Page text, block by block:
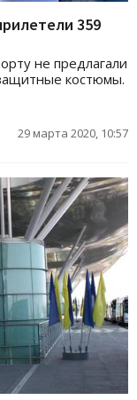
359
не предлагали
костюмы.
29 марта 2020, 10:57